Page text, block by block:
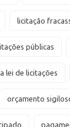
licitação
públicas
lei de licitações
orçamento